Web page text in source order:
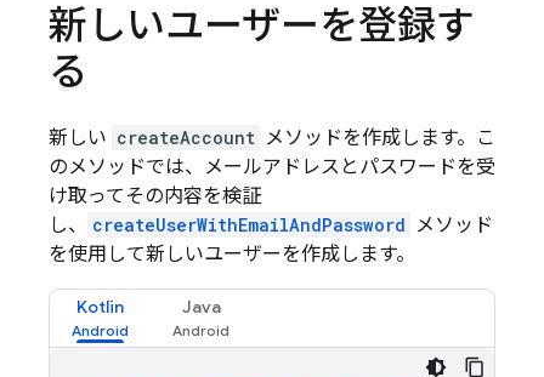
新しいユーザーを登録す
る
新しい createAccount メソッドを作成します。こ
のメソッドでは、メールアドレスとパスワードを受
け取ってその内容を検証
し、
createUserWithEmailAndPassword メソッド
を使用して新しいユーザーを作成します。
Kotlin Java